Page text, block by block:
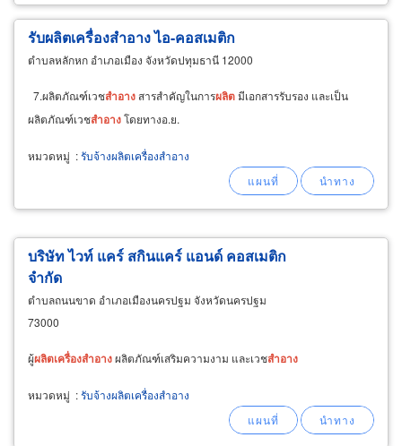
รับผลิตเครื่องสำอาง ไอ-คอสเมติก
ตำบลหลักหก อำเภอเมือง จังหวัดปทุมธานี 12000
7.ผลิตภัณฑ์เวชสำอาง สารสำคัญในการผลิตมีเอกสารรับรอง และเป็น
ผลิตภัณฑ์เวชสำอางโดยทางอ.ย.
หมวดหมู่ :รับจ้างผลิตเครื่องสำอาง
บริษัท ไวท์ แคร์ สกินแคร์ แอนด์ คอสเมติก
จำกัด
ตำบลถนนขาด อำเภอเมืองนครปฐม จังหวัดนครปฐม
73000
ผู้ผลิตเครื่องสำอางผลิตภัณฑ์เสริมความงาม และเวชสำอาง
หมวดหมู่ :รับจ้างผลิตเครื่องสำอาง